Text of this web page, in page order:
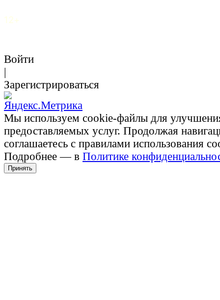
12+
Войти
|
Зарегистрироваться
Мы используем cookie-файлы для
предоставляемых услуг. Продолжая
соглашаетесь с правилами использования
Подробнее — в Политике
Принять